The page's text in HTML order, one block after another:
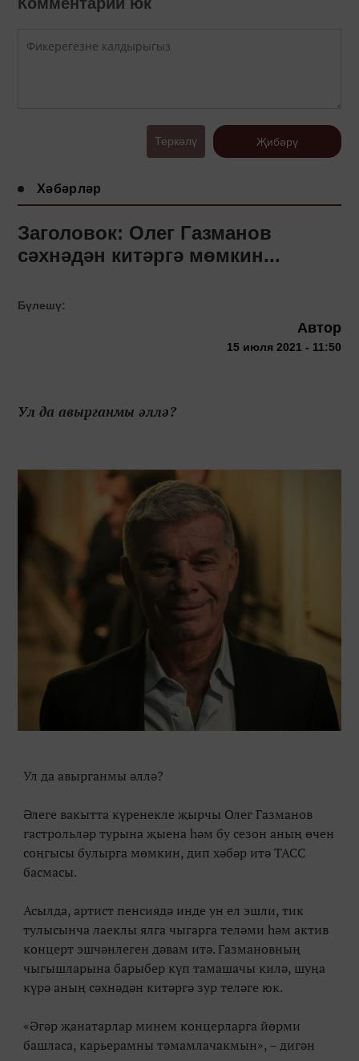
Комментарий юк
Теркәлү Җибәрү
Хәбәрләр
Заголовок: Олег Газманов
сәхнәдән китәргә мөмкин...
Бүлешү:
Автор
15 июля 2021 - 11:50
Ул да авырганмы әллә?
Ул да авырганмы әллә?
Әлеге вакытта күренекле җырчы Олег Газманов
гастрольләр турына җыена һәм бу сезон аның өчен
соңгысы булырга мөмкин, дип хәбәр итә ТАСС
басмасы.
Асылда, артист пенсиядә инде ун ел эшли, тик
тулысынча лаеклы ялга чыгарга теләми һәм актив
концерт эшчәнлеген дәвам итә. Газмановның
чыгышларына барыбер күп тамашачы килә, шуңа
күрә аның сәхнәдән китәргә зур теләге юк.
«Әгәр җанатарлар минем концерларга йөрми
башласа, карьерамны тәмамлачакмын», – дигән